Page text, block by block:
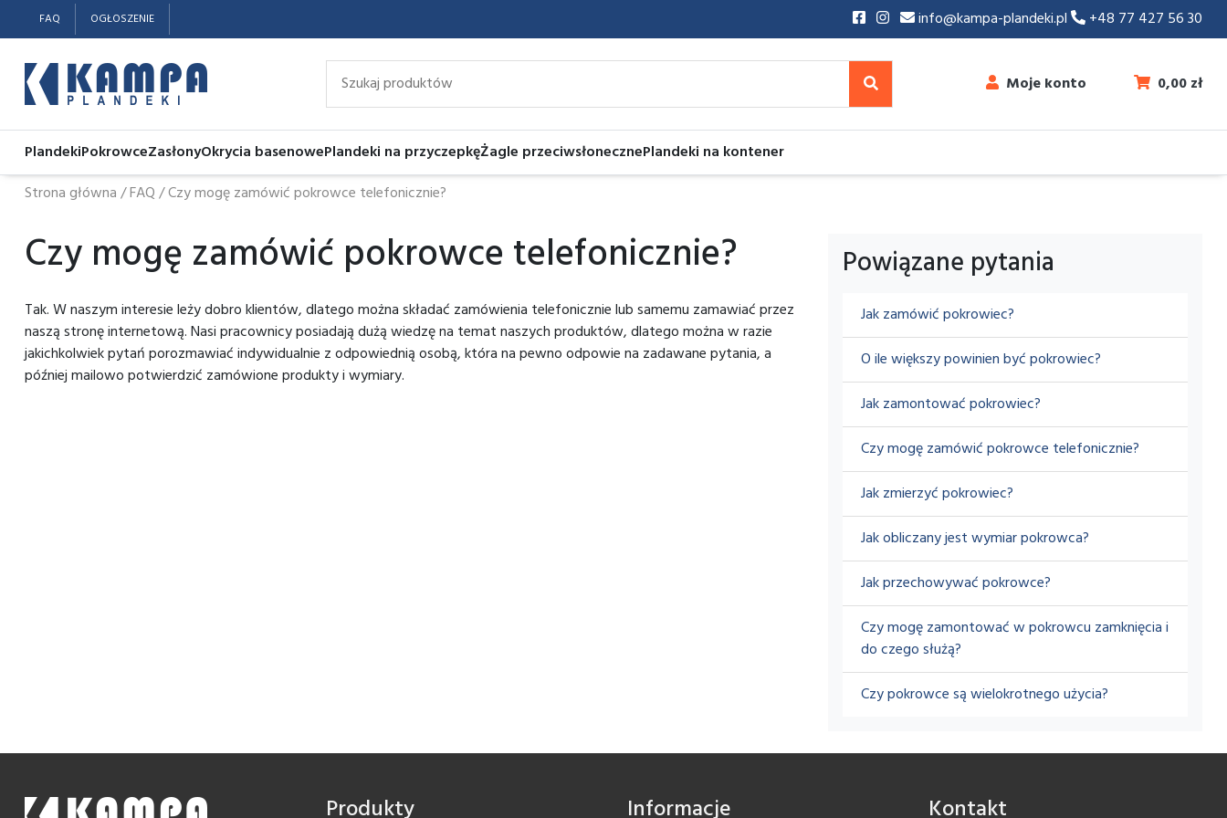
FAQ OGŁOSZENIE info@kampa-plandeki.pl +48 77 427 56 30
Moje konto 0,00zł
PlandekiPokrowceZasłonyOkrycia basenowePlandeki na przyczepkęŻagle przeciwsłonecznePlandeki na kontener
Strona główna/FAQ/Czy mogę zamówić pokrowce telefonicznie?
Czy mogę zamówić pokrowce telefonicznie?
Tak. W naszym interesie leży dobro klientów, dlatego można składać zamówienia telefonicznie lub samemu zamawiać przez
naszą stronę internetową. Nasi pracownicy posiadają dużą wiedzę na temat naszych produktów, dlatego można w razie
jakichkolwiek pytań porozmawiać indywidualnie z odpowiednią osobą, która na pewno odpowie na zadawane pytania, a
później mailowo potwierdzić zamówione produkty i wymiary.
Powiązane pytania
Jak zamówić pokrowiec?
O ile większy powinien być pokrowiec?
Jak zamontować pokrowiec?
Czy mogę zamówić pokrowce telefonicznie?
Jak zmierzyć pokrowiec?
Jak obliczany jest wymiar pokrowca?
Jak przechowywać pokrowce?
Czy mogę zamontować w pokrowcu zamknięcia i
do czego służą?
Czy pokrowce są wielokrotnego użycia?
Produkty Informacje Kontakt